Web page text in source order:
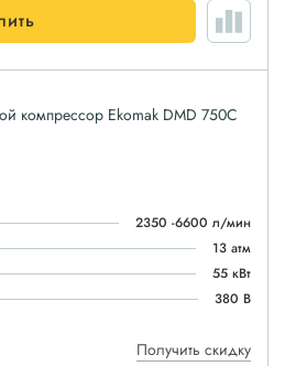
компрессор Ekomak DMD 750C
2350 -6600 л/мин
13 атм
55 кВт
380 В
Получить скидку